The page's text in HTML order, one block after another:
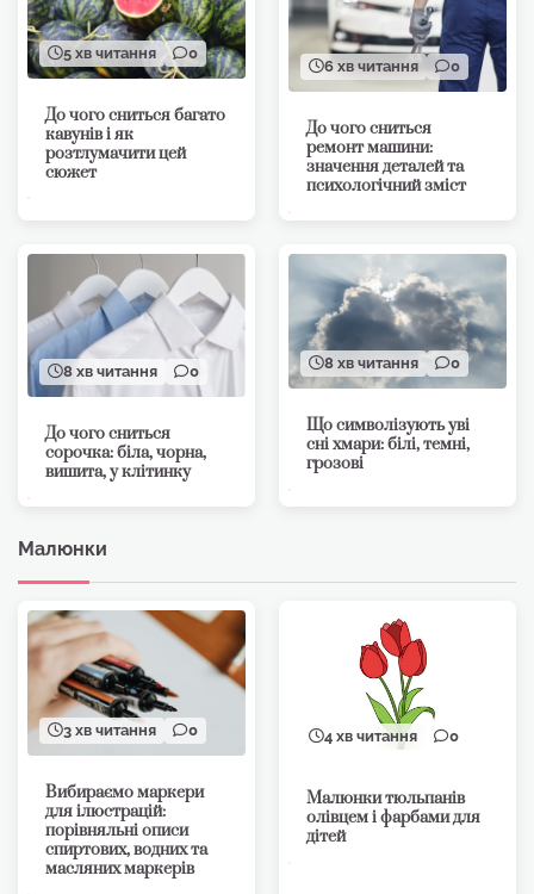
5 хв читання 0
До чого сниться багато
кавунів і як
розтлумачити цей
сюжет
6 хв читання 0
До чого сниться
ремонт машини:
значення деталей та
психологічний зміст
8 хв читання 0
До чого сниться
сорочка: біла, чорна,
вишита, у клітинку
8 хв читання 0
Що символізують уві
сні хмари: білі, темні,
грозові
Малюнки
3 хв читання 0
Вибираємо маркери
для ілюстрацій:
порівняльні описи
спиртових, водних та
масляних маркерів
4 хв читання 0
Малюнки тюльпанів
олівцем і фарбами для
дітей